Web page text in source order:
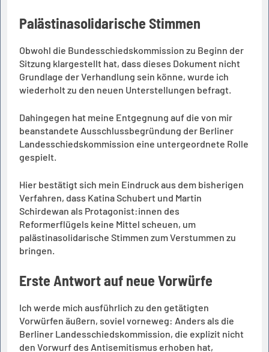
Palästinasolidarische Stimmen
Obwohl die Bundesschiedskommission zu Beginn der
Sitzung klargestellt hat, dass dieses Dokument nicht
Grundlage der Verhandlung sein könne, wurde ich
wiederholt zu den neuen Unterstellungen befragt.
Dahingegen hat meine Entgegnung auf die von mir
beanstandete Ausschlussbegründung der Berliner
Landesschiedskommission eine untergeordnete Rolle
gespielt.
Hier bestätigt sich mein Eindruck aus dem bisherigen
Verfahren, dass Katina Schubert und Martin
Schirdewan als Protagonist:innen des
Reformerflügels keine Mittel scheuen, um
palästinasolidarische Stimmen zum Verstummen zu
bringen.
Erste Antwort auf neue Vorwürfe
Ich werde mich ausführlich zu den getätigten
Vorwürfen äußern, soviel vorneweg: Anders als die
Berliner Landesschiedskommission, die explizit nicht
den Vorwurf des Antisemitismus erhoben hat,